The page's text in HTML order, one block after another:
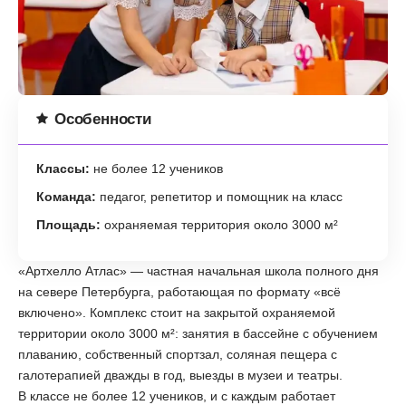
Особенности
Классы: не более 12 учеников
Команда: педагог, репетитор и помощник на класс
Площадь: охраняемая территория около 3000 м²
«Артхелло Атлас» — частная начальная школа полного дня
на севере Петербурга, работающая по формату «всё
включено». Комплекс стоит на закрытой охраняемой
территории около 3000 м²: занятия в бассейне с обучением
плаванию, собственный спортзал, соляная пещера с
галотерапией дважды в год, выезды в музеи и театры.
В классе не более 12 учеников, и с каждым работает